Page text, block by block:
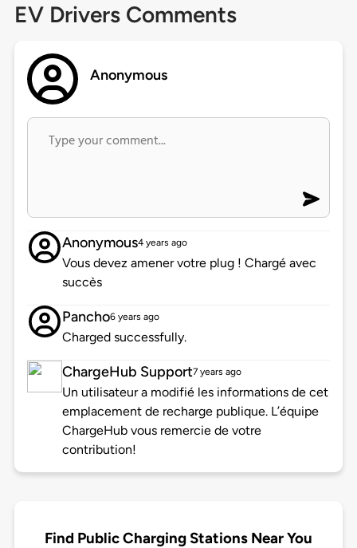
EV Drivers Comments
Anonymous
Anonymous4 years ago
Vous devez amener votre plug ! Chargé avec
succès
Pancho6 years ago
Charged successfully.
ChargeHub Support7 years ago
Un utilisateur a modifié les informations de cet
emplacement de recharge publique. L’équipe
ChargeHub vous remercie de votre
contribution!
Find Public Charging Stations Near You